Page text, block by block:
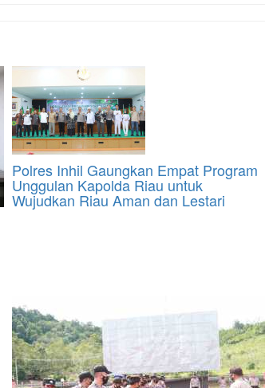
Polres Inhil Gaungkan Empat Program
Unggulan Kapolda Riau untuk
Wujudkan Riau Aman dan Lestari